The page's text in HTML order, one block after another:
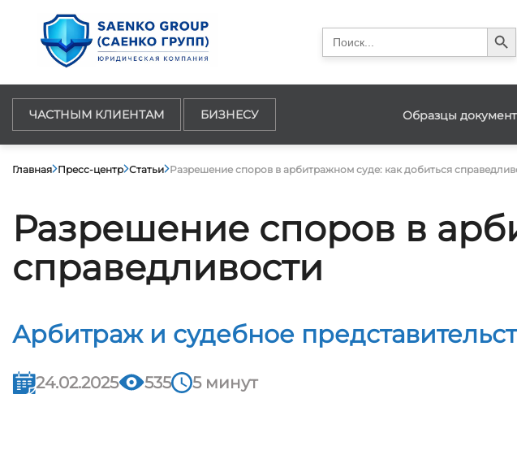
Search
for:
Search Button
ЧАСТНЫМ КЛИЕНТАМ БИЗНЕСУ Образцы
Главная Пресс-центр Статьи Разрешение споров в арбитражном суде: как добиться
Разрешение споров в
справедливости
Арбитраж и судебное
24.02.2025 535 5 минут